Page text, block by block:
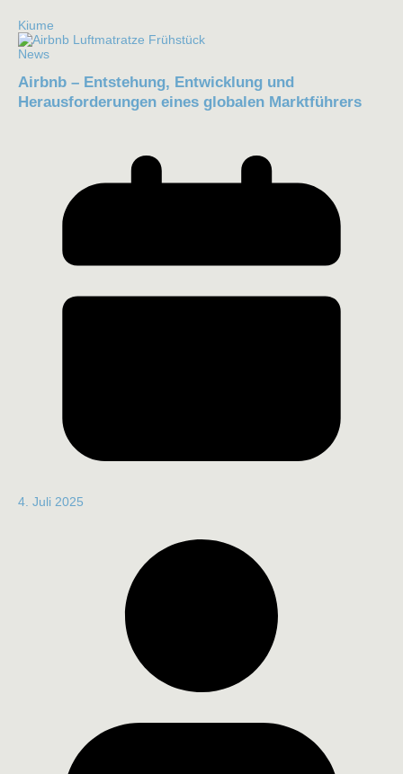
Kiume
News
Airbnb – Entstehung, Entwicklung und
Herausforderungen eines globalen Marktführers
4. Juli 2025